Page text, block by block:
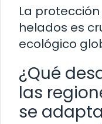
La
helados es
ecológico
¿Qué
las
se